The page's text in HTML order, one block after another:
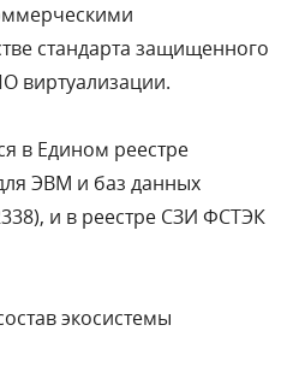
стандарта защищенного
виртуализации.
в Едином реестре
ЭВМ и баз данных
и в реестре СЗИ ФСТЭК
экосистемы